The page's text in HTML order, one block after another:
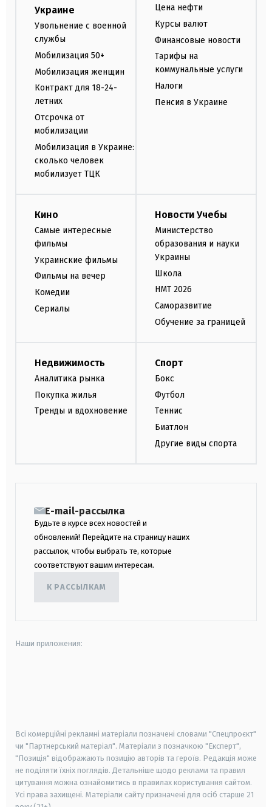
Украине
Увольнение с военной
службы
Мобилизация 50+
Мобилизация женщин
Контракт для 18-24-
летних
Отсрочка от
мобилизации
Мобилизация в Украине:
сколько человек
мобилизует ТЦК
Цена нефти
Курсы валют
Финансовые новости
Тарифы на
коммунальные услуги
Налоги
Пенсия в Украине
Кино
Самые интересные
фильмы
Украинские фильмы
Фильмы на вечер
Комедии
Сериалы
Новости Учебы
Министерство
образования и науки
Украины
Школа
НМТ 2026
Саморазвитие
Обучение за границей
Недвижимость
Аналитика рынка
Покупка жилья
Тренды и вдохновение
Спорт
Бокс
Футбол
Теннис
Биатлон
Другие виды спорта
E-mail-рассылка
Будьте в курсе всех новостей и
обновлений! Перейдите на страницу наших
рассылок, чтобы выбрать те, которые
соответствуют вашим интересам.
К РАССЫЛКАМ
Наши приложения:
Всі комерційні рекламні матеріали позначені словами "Спецпроєкт"
чи "Партнерський матеріал". Матеріали з позначкою "Експерт",
"Позиція" відображають позицію авторів та героїв. Редакція може
не поділяти їхніх поглядів. Детальніше щодо реклами та правил
цитування можна ознайомитись в правилах користування сайтом.
Усі права захищені. Матеріали сайту призначені для осіб старше 21